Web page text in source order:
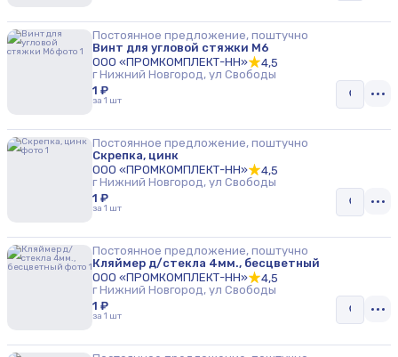
Постоянное предложение, поштучно
Винт для угловой стяжки М6
ООО «ПРОМКОМПЛЕКТ-НН»
4,5
г Нижний Новгород, ул Свободы
1 ₽
за 1 шт
Постоянное предложение, поштучно
Скрепка, цинк
ООО «ПРОМКОМПЛЕКТ-НН»
4,5
г Нижний Новгород, ул Свободы
1 ₽
за 1 шт
Постоянное предложение, поштучно
Кляймер д/стекла 4мм., бесцветный
ООО «ПРОМКОМПЛЕКТ-НН»
4,5
г Нижний Новгород, ул Свободы
1 ₽
за 1 шт